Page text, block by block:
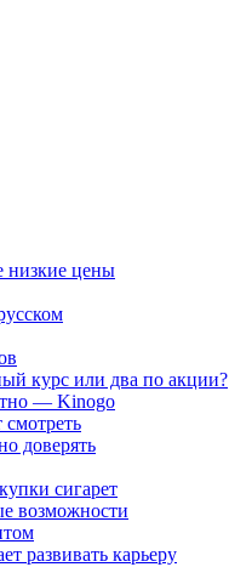
низкие цены
курс или два по акции?
— Kinogo
смотреть
доверять
сигарет
возможности
развивать карьеру